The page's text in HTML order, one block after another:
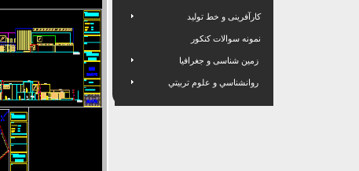
کارآفرینی و خط تولید
نمونه سوالات کنکور
زمین شناسی و جغرافیا
روانشناسي و علوم تربيتي